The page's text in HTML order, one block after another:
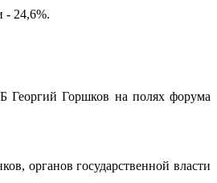
- 24,6%.
Георгий Горшков на полях форума
органов государственной власти